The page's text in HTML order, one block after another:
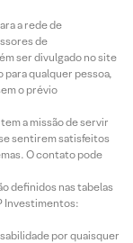
a rede de
de
ser divulgado no site
qualquer pessoa,
o prévio
a missão de servir
sentirem satisfeitos
O contato pode
definidos nas tabelas
Investimentos:
por quaisquer